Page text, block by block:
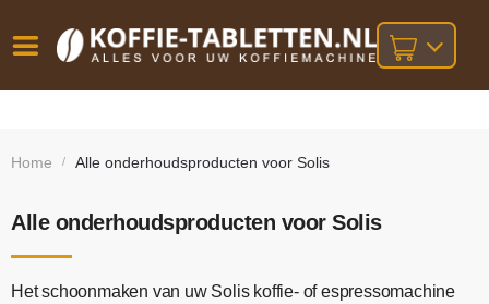
besteld,
bij orders
Home / Alle onderhoudsproducten voor Solis
Alle onderhoudsproducten voor Solis
Het schoonmaken van uw Solis koffie- of espressomachine